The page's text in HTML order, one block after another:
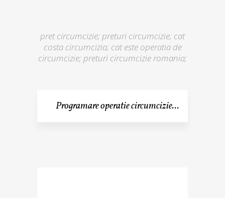
pret circumcizie; preturi circumcizie; cat
costa circumcizia; cat este operatia de
circumcizie; preturi circumcizie romania;
Programare operatie circumcizie...